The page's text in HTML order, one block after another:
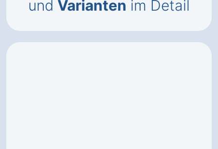
und Varianten im Detail